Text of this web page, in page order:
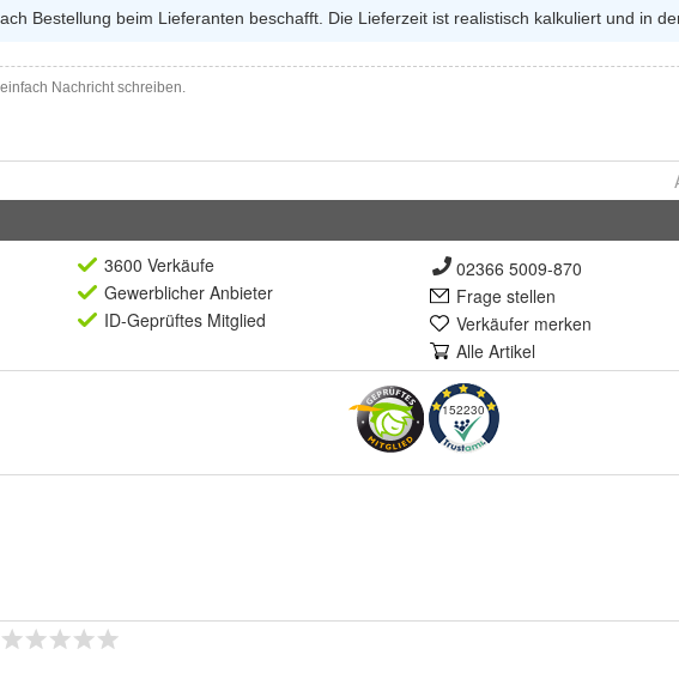
3600 Verkäufe
Gewerblicher Anbieter
ID-Geprüftes Mitglied
02366 5009-870
Frage stellen
Verkäufer merken
Alle Artikel
152230